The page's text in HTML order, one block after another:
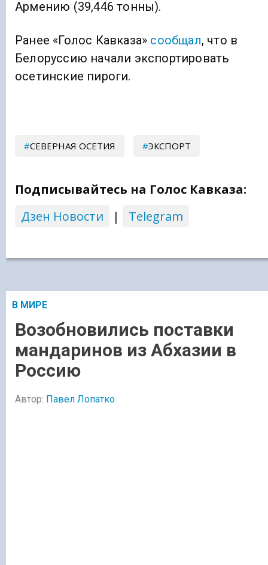
Армению (39,446 тонны).
Ранее «Голос Кавказа» сообщал, что в
Белоруссию начали экспортировать
осетинские пироги.
СЕВЕРНАЯ ОСЕТИЯ ЭКСПОРТ
Подписывайтесь на Голос Кавказа:
Дзен Новости
| Telegram
В МИРЕ
Возобновились поставки
мандаринов из Абхазии в
Россию
Автор: Павел Лопатко